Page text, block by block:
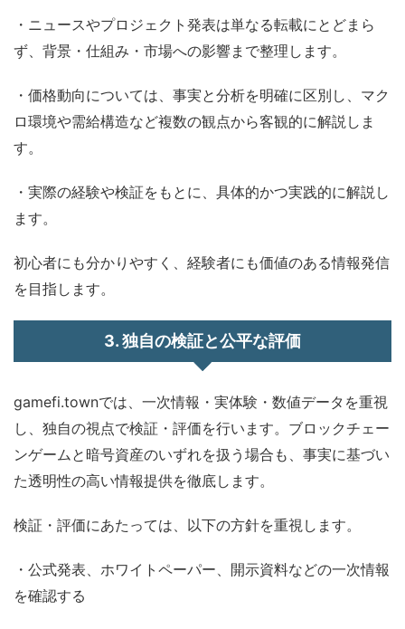
・ニュースやプロジェクト発表は単なる転載にとどまら
ず、背景・仕組み・市場への影響まで整理します。
・価格動向については、事実と分析を明確に区別し、マク
ロ環境や需給構造など複数の観点から客観的に解説しま
す。
・実際の経験や検証をもとに、具体的かつ実践的に解説し
ます。
初心者にも分かりやすく、経験者にも価値のある情報発信
を目指します。
3. 独自の検証と公平な評価
gamefi.townでは、一次情報・実体験・数値データを重視
し、独自の視点で検証・評価を行います。ブロックチェー
ンゲームと暗号資産のいずれを扱う場合も、事実に基づい
た透明性の高い情報提供を徹底します。
検証・評価にあたっては、以下の方針を重視します。
・公式発表、ホワイトペーパー、開示資料などの一次情報
を確認する